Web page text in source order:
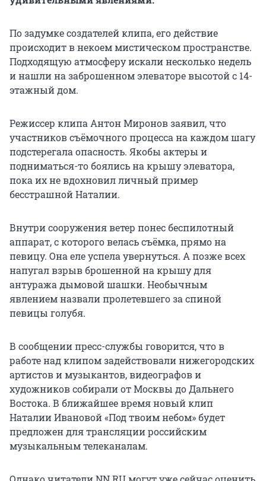
По задумке создателей клипа, его действие
происходит в некоем мистическом пространстве.
Подходящую атмосферу искали несколько недель
и нашли на заброшенном элеваторе высотой с 14-
этажный дом.
Режиссер клипа Антон Миронов заявил, что
участников съёмочного процесса на каждом шагу
подстерегала опасность. Якобы актеры и
подниматься-то боялись на крышу элеватора,
пока их не вдохновил личный пример
бесстрашной Наталии.
Внутри сооружения ветер понес беспилотный
аппарат, с которого велась съёмка, прямо на
певицу. Она еле успела увернуться. А позже всех
напугал взрыв брошенной на крышу для
антуража дымовой шашки. Необычным
явлением назвали пролетевшего за спиной
певицы голубя.
В сообщении пресс-службы говорится, что в
работе над клипом задействовали нижегородских
артистов и музыкантов, видеографов и
художников собирали от Москвы до Дальнего
Востока. В ближайшее время новый клип
Наталии Ивановой «Под твоим небом» будет
предложен для трансляции российским
музыкальным телеканалам.